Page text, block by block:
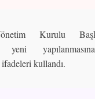
Kurulu
yeni
kullandı.